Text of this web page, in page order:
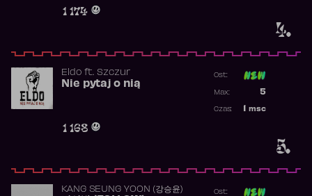
4.
1 174
5.
Eldoft. Szczur
Nie pytaj o nią
1 168
Ost:
5
Max:
msc
Czas:
KANG SEUNG YOON (강승윤) Ost: